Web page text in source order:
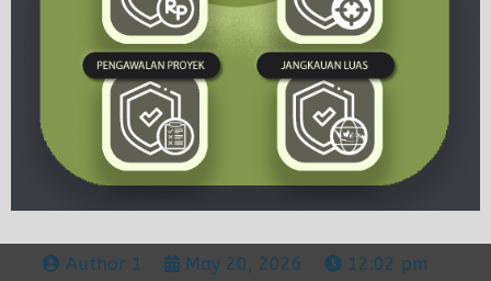
Author 1 May 20, 2026 12:02 pm